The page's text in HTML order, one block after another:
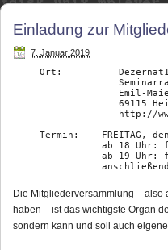
Einladung zur
7. Januar 2019
Ort:
Termin:    FREITAG,
Die Mitgliederversammlung –
haben – ist das wichtigste Organ
sondern kann und soll auch